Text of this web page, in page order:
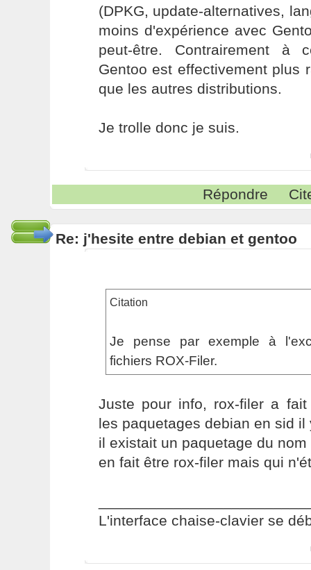
(DPKG, update-alternatives,
moins d'expérience avec
peut-être. Contrairement à
Gentoo est effectivement plus
que les autres distributions.
Je trolle donc je suis.
Répondre
Re: j'hesite entre debian et gentoo
Citation
Je pense par exemple à
fichiers ROX-Filer.
Juste pour info, rox-filer a
les paquetages debian en sid
il existait un paquetage du
en fait être rox-filer mais qui
L'interface chaise-clavier se